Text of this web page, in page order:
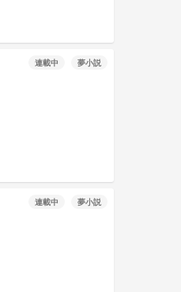
連載中 夢小説
連載中 夢小説